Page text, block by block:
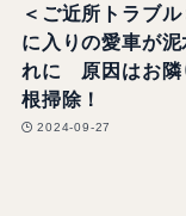
＜ご近所トラブ
に入りの愛車が泥
れに 原因はお隣
根掃除！
2024-09-27